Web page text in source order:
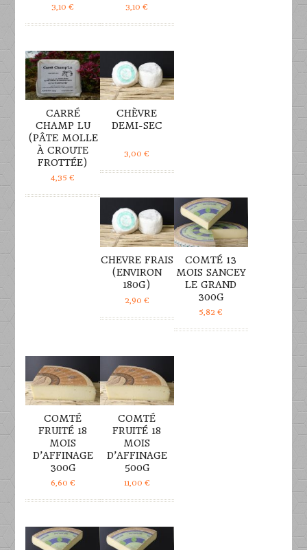
3,10€ 3,10€
CARRÉ
CHAMP LU
(PÂTE MOLLE
À CROUTE
FROTTÉE)
4,35€
CHÈVRE
DEMI-SEC
3,00€
CHEVRE FRAIS
(ENVIRON
180G)
2,90 €
COMTÉ 13
MOIS SANCEY
LE GRAND
300G
5,82€
COMTÉ
FRUITÉ 18
MOIS
D’AFFINAGE
300G
6,60 €
COMTÉ
FRUITÉ 18
MOIS
D’AFFINAGE
500G
11,00 €